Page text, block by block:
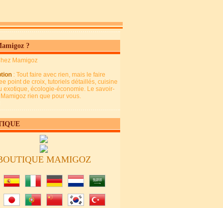
?
Mamigoz
: Tout faire avec rien, mais le faire
point de croix, tutoriels détaillés, cuisine
exotique, écologie-économie. Le savoir-
rien que pour vous.
MAMIGOZ